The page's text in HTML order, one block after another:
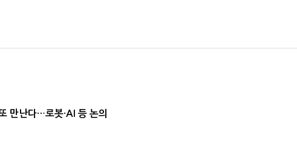
만난다…로봇·AI 등 논의